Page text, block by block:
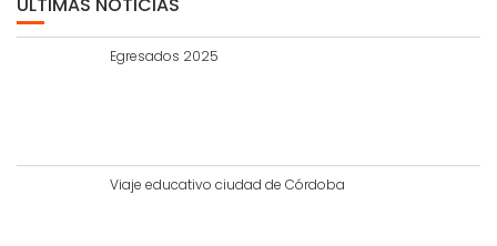
Egresados 2025
Viaje educativo ciudad de Córdoba